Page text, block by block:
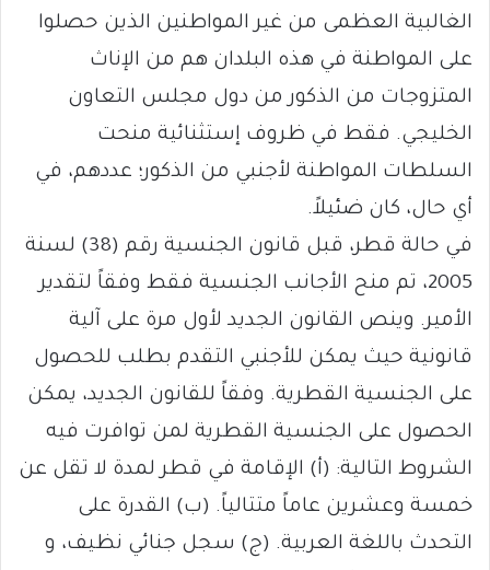
الغالبية العظمى من غير المواطنين الذين حصلوا
على المواطنة في هذه البلدان هم من الإناث
المتزوجات من الذكور من دول مجلس التعاون
الخليجي. فقط في ظروف إستثنائية منحت
السلطات المواطنة لأجنبي من الذكور؛ عددهم، في
أي حال، كان ضئيلاً.
في حالة قطر، قبل قانون الجنسية رقم (38) لسنة
2005، تم منح الأجانب الجنسية فقط وفقاً لتقدير
الأمير. وينص القانون الجديد لأول مرة على آلية
قانونية حيث يمكن للأجنبي التقدم بطلب للحصول
على الجنسية القطرية. وفقاً للقانون الجديد، يمكن
الحصول على الجنسية القطرية لمن توافرت فيه
الشروط التالية: (أ) الإقامة في قطر لمدة لا تقل عن
خمسة وعشرين عاماً متتالياً. (ب) القدرة على
التحدث باللغة العربية. (ج) سجل جنائي نظيف، و